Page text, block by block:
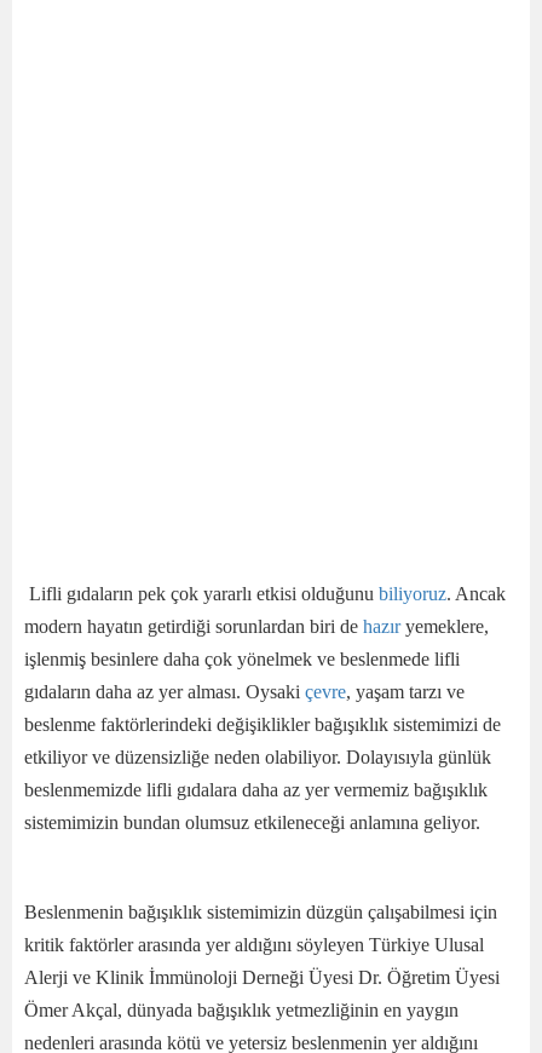
Lifli gıdaların pek çok yararlı etkisi olduğunu biliyoruz. Ancak
modern hayatın getirdiği sorunlardan biri de hazıryemeklere,
işlenmiş besinlere daha çok yönelmek ve beslenmede lifli
gıdaların daha az yer alması. Oysaki çevre, yaşam tarzı ve
beslenme faktörlerindeki değişiklikler bağışıklık sistemimizi de
etkiliyor ve düzensizliğe neden olabiliyor. Dolayısıyla günlük
beslenmemizde lifli gıdalara daha az yer vermemiz bağışıklık
sistemimizin bundan olumsuz etkileneceği anlamına geliyor.
Beslenmenin bağışıklık sistemimizin düzgün çalışabilmesi için
kritik faktörler arasında yer aldığını söyleyen Türkiye Ulusal
Alerji ve Klinik İmmünoloji Derneği Üyesi Dr. Öğretim Üyesi
Ömer Akçal, dünyada bağışıklık yetmezliğinin en yaygın
nedenleri arasında kötü ve yetersiz beslenmenin yer aldığını